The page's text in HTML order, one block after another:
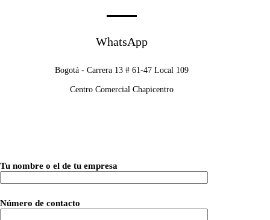
WhatsApp
Bogotá - Carrera 13 # 61-47 Local 109
Centro Comercial Chapicentro
Tu nombre o el de tu empresa
Número de contacto